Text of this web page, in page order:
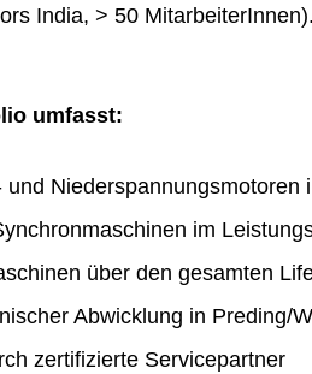
India, > 50 MitarbeiterInnen).
umfasst:
und
im
über den gesamten
Abwicklung in Preding/
zertifizierte Servicepartner